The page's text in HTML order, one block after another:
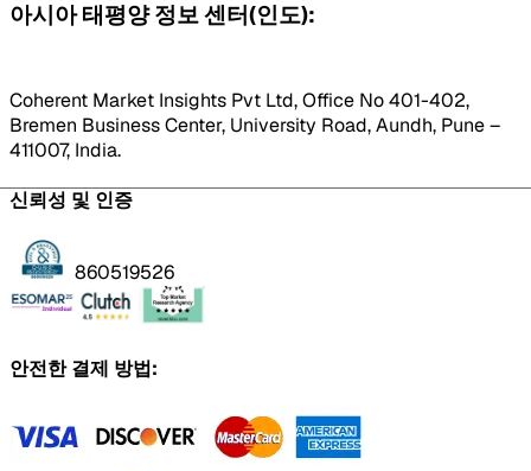
아시아 태평양 정보 센터(인도):
Coherent Market Insights Pvt Ltd, Office No 401-402,
Bremen Business Center, University Road, Aundh, Pune –
411007, India.
신뢰성 및 인증
860519526
안전한 결제 방법: